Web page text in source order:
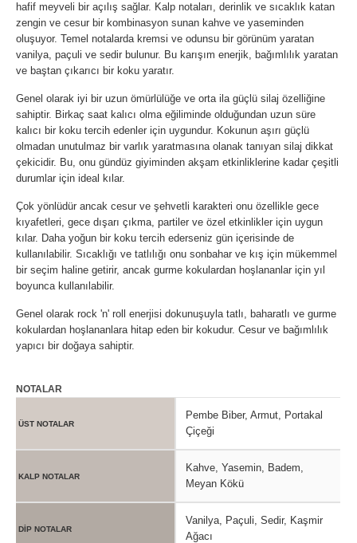
hafif meyveli bir açılış sağlar. Kalp notaları, derinlik ve sıcaklık katan
zengin ve cesur bir kombinasyon sunan kahve ve yaseminden
oluşuyor. Temel notalarda kremsi ve odunsu bir görünüm yaratan
vanilya, paçuli ve sedir bulunur. Bu karışım enerjik, bağımlılık yaratan
ve baştan çıkarıcı bir koku yaratır.
Genel olarak iyi bir uzun ömürlülüğe ve orta ila güçlü silaj özelliğine
sahiptir. Birkaç saat kalıcı olma eğiliminde olduğundan uzun süre
kalıcı bir koku tercih edenler için uygundur. Kokunun aşırı güçlü
olmadan unutulmaz bir varlık yaratmasına olanak tanıyan silaj dikkat
çekicidir. Bu, onu gündüz giyiminden akşam etkinliklerine kadar çeşitli
durumlar için ideal kılar.
Çok yönlüdür ancak cesur ve şehvetli karakteri onu özellikle gece
kıyafetleri, gece dışarı çıkma, partiler ve özel etkinlikler için uygun
kılar. Daha yoğun bir koku tercih ederseniz gün içerisinde de
kullanılabilir. Sıcaklığı ve tatlılığı onu sonbahar ve kış için mükemmel
bir seçim haline getirir, ancak gurme kokulardan hoşlananlar için yıl
boyunca kullanılabilir.
Genel olarak rock 'n' roll enerjisi dokunuşuyla tatlı, baharatlı ve gurme
kokulardan hoşlananlara hitap eden bir kokudur. Cesur ve bağımlılık
yapıcı bir doğaya sahiptir.
NOTALAR
ÜST NOTALAR
Pembe Biber, Armut, Portakal
Çiçeği
KALP NOTALAR
Kahve, Yasemin, Badem,
Meyan Kökü
DİP NOTALAR
Vanilya, Paçuli, Sedir, Kaşmir
Ağacı